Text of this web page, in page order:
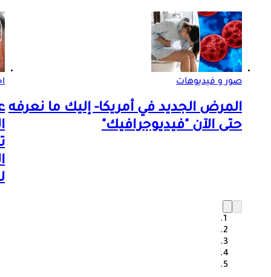
صور و فيديوهات
المرض الجديد في أمريكا- إليك ما نعرفه
حتى الآن "فيديوجرافيك"